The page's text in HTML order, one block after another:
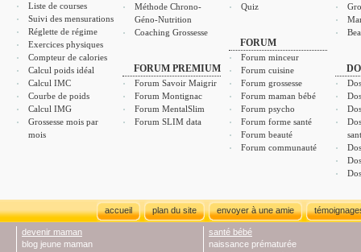
Liste de courses
Suivi des mensurations
Réglette de régime
Exercices physiques
Compteur de calories
Calcul poids idéal
Calcul IMC
Courbe de poids
Calcul IMG
Grossesse mois par
mois
Méthode Chrono-
Géno-Nutrition
Coaching Grossesse
FORUM PREMIUM
Forum Savoir Maigrir
Forum Montignac
Forum MentalSlim
Forum SLIM data
Quiz
FORUM
Forum minceur
Forum cuisine
Forum grossesse
Forum maman bébé
Forum psycho
Forum forme santé
Forum beauté
Forum communauté
accueil plan du site envoyer à une amie
devenir maman
blog jeune maman
santé bébé
naissance prématurée